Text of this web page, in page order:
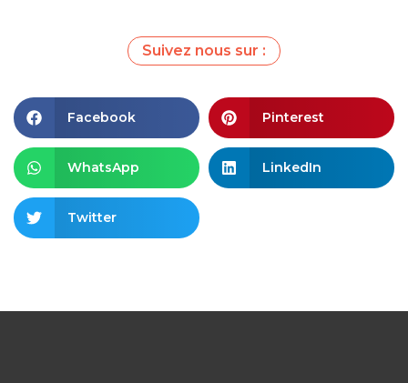
Suivez nous sur :
Facebook Pinterest
WhatsApp LinkedIn
Twitter